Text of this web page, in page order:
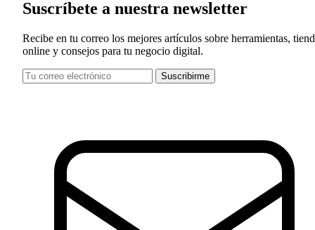
Suscríbete a nuestra newsletter
Recibe en tu correo los mejores artículos sobre herramientas,
online y consejos para tu negocio digital.
Tu
correo
Suscribirme